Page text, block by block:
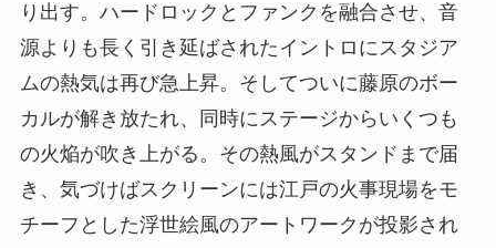
り出す。ハードロックとファンクを融合させ、音
源よりも長く引き延ばされたイントロにスタジア
ムの熱気は再び急上昇。そしてついに藤原のボー
カルが解き放たれ、同時にステージからいくつも
の火焔が吹き上がる。その熱風がスタンドまで届
き、気づけばスクリーンには江戸の火事現場をモ
チーフとした浮世絵風のアートワークが投影され